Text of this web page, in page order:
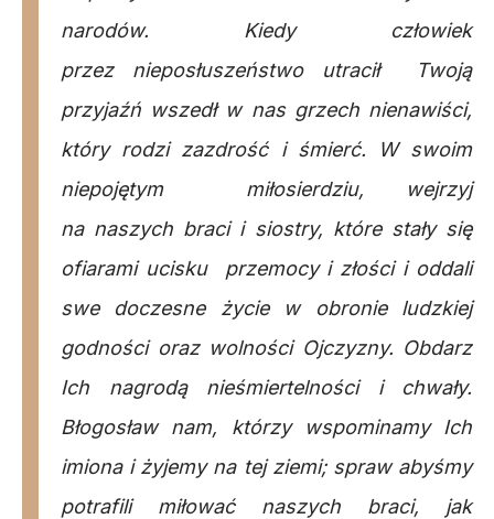
narodów. Kiedy człowiek
przez nieposłuszeństwo utracił Twoją
przyjaźń wszedł w nas grzech nienawiści,
który rodzi zazdrość i śmierć. W swoim
niepojętym miłosierdziu, wejrzyj
na naszych braci i siostry, które stały się
ofiarami ucisku przemocy i złości i oddali
swe doczesne życie w obronie ludzkiej
godności oraz wolności Ojczyzny. Obdarz
Ich nagrodą nieśmiertelności i chwały.
Błogosław nam, którzy wspominamy Ich
imiona i żyjemy na tej ziemi; spraw abyśmy
potrafili miłować naszych braci, jak